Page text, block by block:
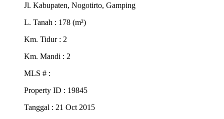
Jl. Kabupaten, Nogotirto, Gamping
L. Tanah : 178 (m²)
Km. Tidur : 2
Km. Mandi : 2
MLS # :
Property ID : 19845
Tanggal : 21 Oct 2015